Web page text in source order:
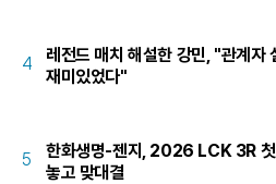
4
레전드 매치 해설한 강민, "관계자
재미있었다"
5
한화생명-젠지, 2026 LCK 3R
놓고 맞대결